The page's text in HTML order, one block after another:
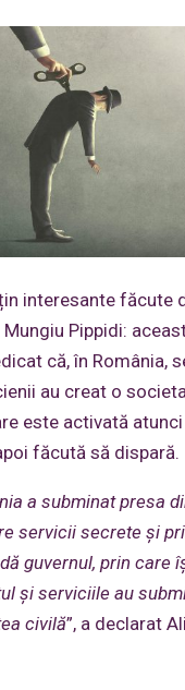
interesante făcute
Pippidi:
că, în România,
au creat o
este activată
făcută să dispară.
a subminat presa
servicii secrete și
guvernul, prin care
și serviciile au
civilă”, a declarat